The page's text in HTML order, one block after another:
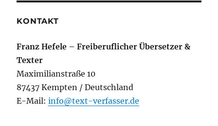
KONTAKT
Franz Hefele – Freiberuflicher Übersetzer &
Texter
Maximilianstraße 10
87437 Kempten / Deutschland
E-Mail:info@text-verfasser.de